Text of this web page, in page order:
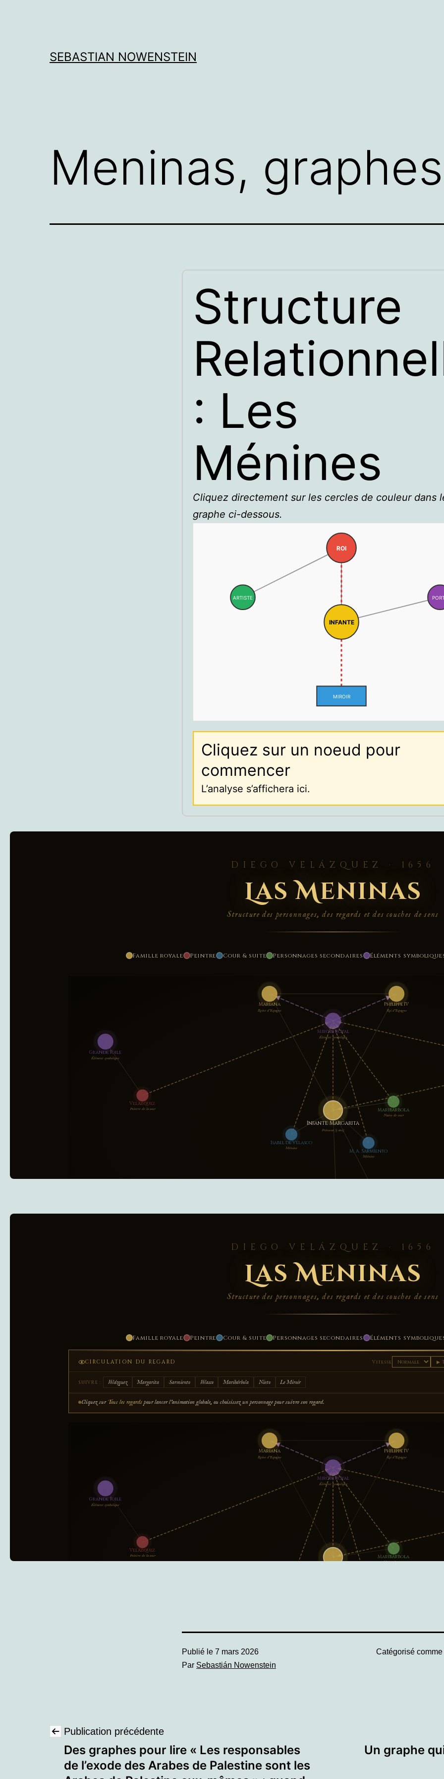
SEBASTIAN NOWENSTEIN
Meninas, graphes
Structure
: Les
Ménines
Cliquez directement sur les cercles de couleur dans
graphe ci-dessous.
ROI
ARTISTE
INFANTE
MIROIR
Cliquez sur un noeud pour
commencer
L’analyse s’affichera ici.
Publié le 7 mars 2026
Par Sebastián Nowenstein
Catégorisé comme
Navigation
de
Publication précédente
Des graphes pour lire « Les responsables
de l’exode des Arabes de Palestine sont les
Un graphe